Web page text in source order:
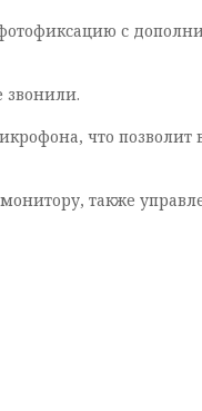
с
звонили.
что позволит
также